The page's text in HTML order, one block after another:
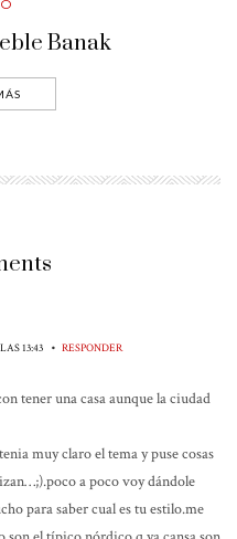
Banak
13:43 • RESPONDER
tener una casa aunque la ciudad
muy claro el tema y puse cosas
a poco voy dándole
para saber cual es tu estilo.me